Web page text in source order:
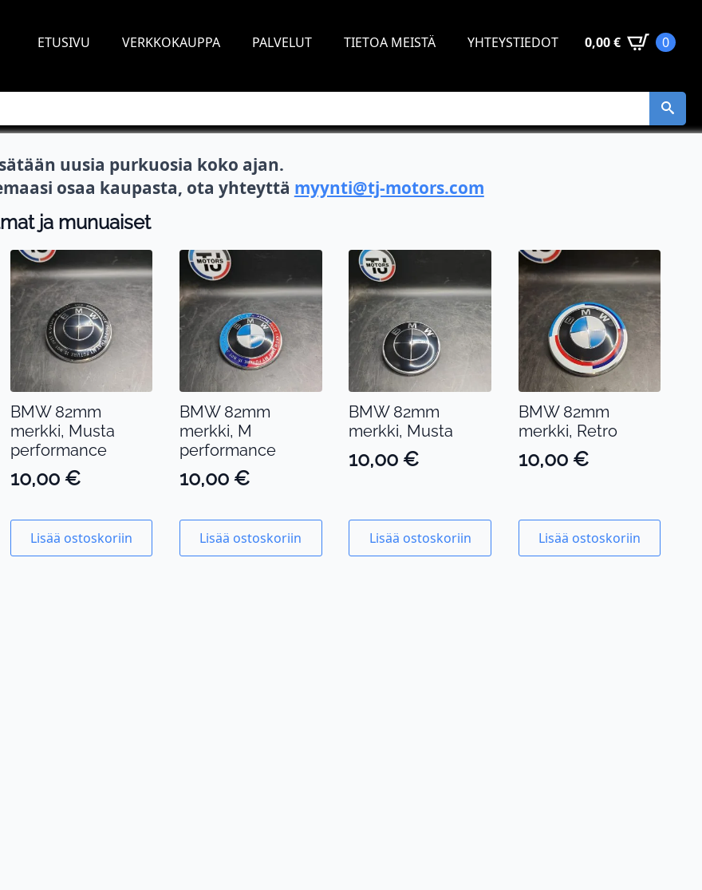
ETUSIVU VERKKOKAUPPA PALVELUT TIETOA MEISTÄ YHTEYSTIEDOT 0,00€ 0
uusia purkuosia koko ajan.
osaa kaupasta, ota yhteyttä myynti@tj-motors.com
ja munuaiset
BMW 82mm
merkki, Musta
performance
10,00 €
Lisää ostoskoriin
BMW 82mm
merkki, M
performance
10,00€
Lisää ostoskoriin
BMW 82mm
merkki, Musta
10,00€
Lisää ostoskoriin
BMW 82mm
merkki, Retro
10,00 €
Lisää ostoskoriin